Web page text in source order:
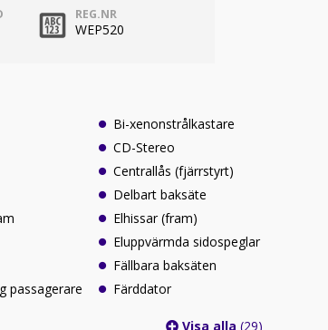
REG.NR
WEP520
passagerare
Bi-xenonstrålkastare
CD-Stereo
Centrallås (fjärrstyrt)
Delbart baksäte
Elhissar (fram)
Eluppvärmda sidospeglar
Fällbara baksäten
Färddator
Visa alla(29)